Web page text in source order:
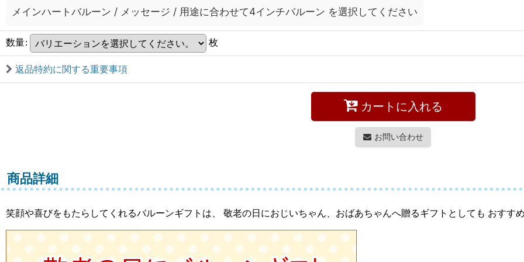
メインハートバルーン / メッセージ / 用途に合わせて4インチバルーン を選択してください
数量: 枚
返品特約に関する重要事項
カートに入れる
お問い合わせ
商品詳細
笑顔や喜びをもたらしてくれるバルーンギフトは、 敬老の日におじいちゃん、おばあちゃんへ贈るギフトとしても おすす